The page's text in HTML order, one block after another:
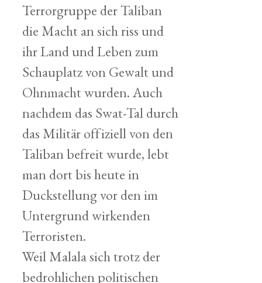
Terrorgruppe der Taliban
die Macht an sich riss und
ihr Land und Leben zum
Schauplatz von Gewalt und
Ohnmacht wurden. Auch
nachdem das Swat-Tal durch
das Militär offiziell von den
Taliban befreit wurde, lebt
man dort bis heute in
Duckstellung vor den im
Untergrund wirkenden
Terroristen.
Weil Malala sich trotz der
bedrohlichen politischen